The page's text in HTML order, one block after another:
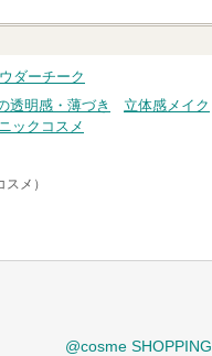
ダーチーク
透明感・薄づき 立体感メイク
ックコスメ
メ）
@cosme SHOPPING